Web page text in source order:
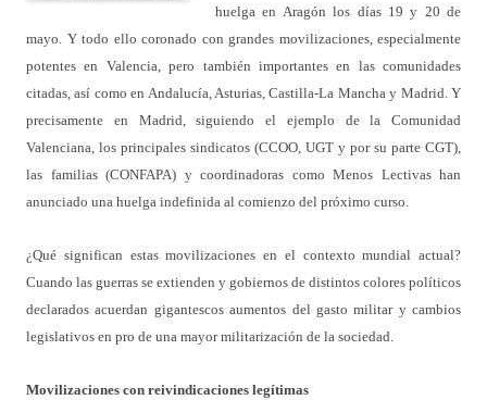
huelga en Aragón los días 19 y 20 de
mayo. Y todo ello coronado con grandes movilizaciones, especialmente
potentes en Valencia, pero también importantes en las comunidades
citadas, así como en Andalucía, Asturias, Castilla-La Mancha y Madrid. Y
precisamente en Madrid, siguiendo el ejemplo de la Comunidad
Valenciana, los principales sindicatos (CCOO, UGT y por su parte CGT),
las familias (CONFAPA) y coordinadoras como Menos Lectivas han
anunciado una huelga indefinida al comienzo del próximo curso.
¿Qué significan estas movilizaciones en el contexto mundial actual?
Cuando las guerras se extienden y gobiernos de distintos colores políticos
declarados acuerdan gigantescos aumentos del gasto militar y cambios
legislativos en pro de una mayor militarización de la sociedad.
Movilizaciones con reivindicaciones legítimas